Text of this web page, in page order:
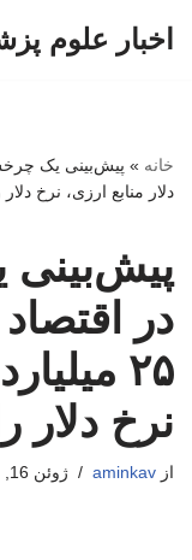
اخبار علوم
خانه »
دلار منابع ارزی، نرخ
در
۲۵
نرخ دلار
از aminkav ژوئن 16, 2026